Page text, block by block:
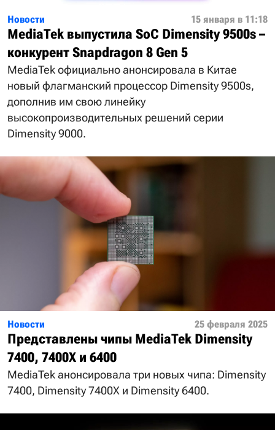
Новости 15 января в 11:18
MediaTek выпустила SoC Dimensity 9500s –
конкурент Snapdragon 8 Gen 5
MediaTek официально анонсировала в Китае
новый флагманский процессор Dimensity 9500s,
дополнив им свою линейку
высокопроизводительных решений серии
Dimensity 9000.
Новости 25 февраля 2025
Представлены чипы MediaTek Dimensity
7400, 7400X и 6400
MediaTek анонсировала три новых чипа: Dimensity
7400, Dimensity 7400X и Dimensity 6400.